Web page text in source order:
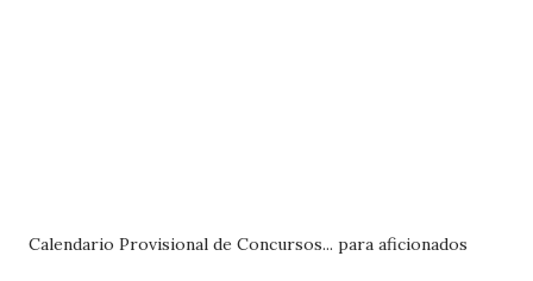
Calendario Provisional de Concursos... para aficionados